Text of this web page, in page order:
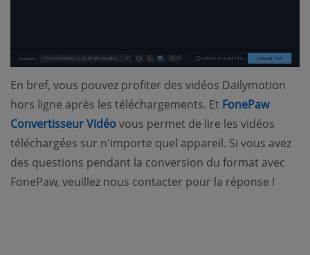
En bref, vous pouvez profiter des vidéos Dailymotion
hors ligne après les téléchargements. Et FonePaw
Convertisseur Vidéovous permet de lire les vidéos
téléchargées sur n'importe quel appareil. Si vous avez
des questions pendant la conversion du format avec
FonePaw, veuillez nous contacter pour la réponse !